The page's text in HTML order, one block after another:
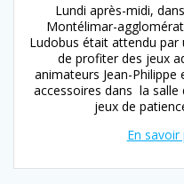
Lundi après-midi,
Montélimar-
Ludobus était attendu par
de profiter des jeux
animateurs Jean-
accessoires dans la
jeux de